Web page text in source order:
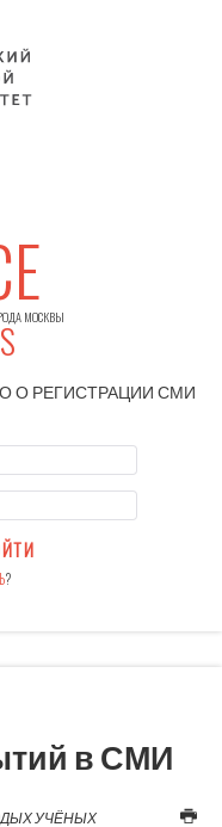
МОСКВЫ
О РЕГИСТРАЦИИСМИ
?
в СМИ
УЧЁНЫХ